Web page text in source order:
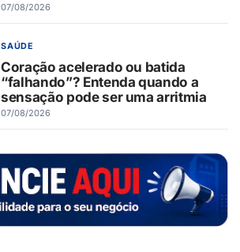
07/08/2026
SAÚDE
Coração acelerado ou batida
“falhando”? Entenda quando a
sensação pode ser uma arritmia
07/08/2026